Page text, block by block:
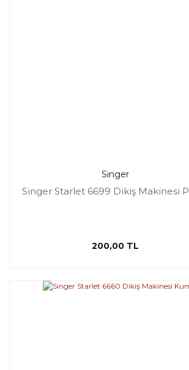
Singer
Singer Starlet 6699 Dikiş Makinesi
200,00 TL